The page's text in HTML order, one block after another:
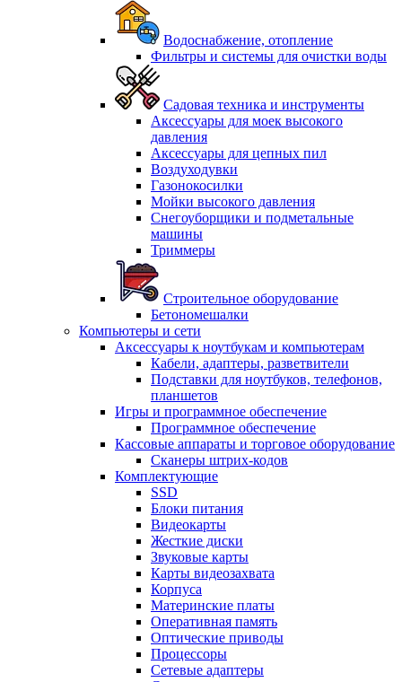
Водоснабжение, отопление
Фильтры и системы для очистки воды
Садовая техника и инструменты
Аксессуары для моек высокого
давления
Аксессуары для цепных пил
Воздуходувки
Газонокосилки
Мойки высокого давления
Снегоуборщики и подметальные
машины
Триммеры
Строительное оборудование
Бетономешалки
Компьютеры и сети
Аксессуары к ноутбукам и компьютерам
Кабели, адаптеры, разветвители
Подставки для ноутбуков, телефонов,
планшетов
Игры и программное обеспечение
Программное обеспечение
Кассовые аппараты и торговое оборудование
Сканеры штрих-кодов
Комплектующие
SSD
Блоки питания
Видеокарты
Жесткие диски
Звуковые карты
Карты видеозахвата
Корпуса
Материнские платы
Оперативная память
Оптические приводы
Процессоры
Сетевые адаптеры